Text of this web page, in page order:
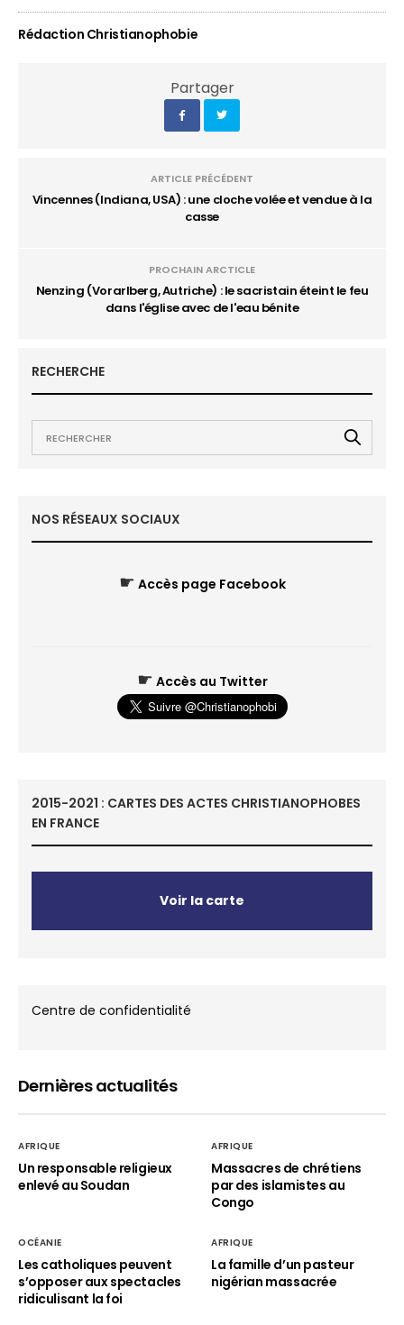
Rédaction Christianophobie
Partager
ARTICLE PRÉCÉDENT
Vincennes (Indiana, USA) : une cloche volée et vendue à la
casse
PROCHAIN ARCTICLE
Nenzing (Vorarlberg, Autriche) : le sacristain éteint le feu
dans l'église avec de l'eau bénite
RECHERCHE
NOS RÉSEAUX SOCIAUX
☛ Accès page Facebook
☛ Accès au Twitter
2015-2021 : CARTES DES ACTES CHRISTIANOPHOBES
EN FRANCE
Voir la carte
Centre de confidentialité
Dernières actualités
AFRIQUE
Un responsable religieux
enlevé au Soudan
AFRIQUE
Massacres de chrétiens
par des islamistes au
Congo
OCÉANIE
Les catholiques peuvent
s’opposer aux spectacles
ridiculisant la foi
AFRIQUE
La famille d’un pasteur
nigérian massacrée